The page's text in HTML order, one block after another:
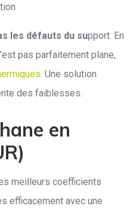
les défauts du support. En
pas parfaitement plane,
. Une solution
des faiblesses.
en
meilleurs coefficients
efficacement avec une